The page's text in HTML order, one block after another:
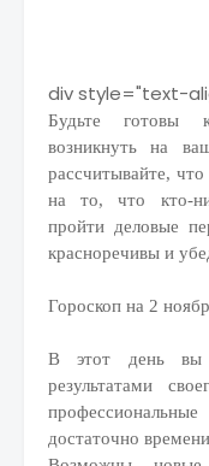
div style="text-
Будьте готовы
возникнуть на
рассчитывайте,
на то, что кто-
пройти деловые
красноречивы и
Гороскоп на 2
В этот день вы
результатами
достаточно